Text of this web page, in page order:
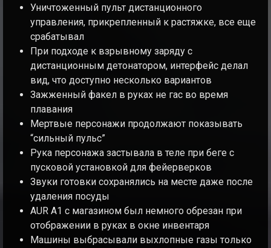
Уничтоженный пульт дистанционного
управления, прикрепленный к растяжке, все еще
срабатывал
При подходе к взрывному заряду с
дистанционным детонатором, интерфейс делал
вид, что доступно несколько вариантов
Зажженный факел в руках не гас во время
плавания
Мертвые персонажи продолжают показывать
“сильный пульс”
Рука персонажа застывала в теле при беге с
пусковой установкой для фейерверков
Звуки готовки сохранялись на месте даже после
удаления посуды
AUR A1 с магазином был немного обрезан при
отображении в руках в окне инвентаря
Машины выбрасывали выхлопные газы только